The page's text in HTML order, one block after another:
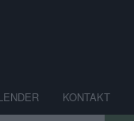
KONTAKT